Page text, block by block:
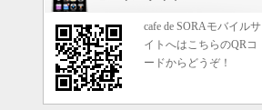
cafe de SORAモバイルサ
イトへはこちらのQRコ
ードからどうぞ！